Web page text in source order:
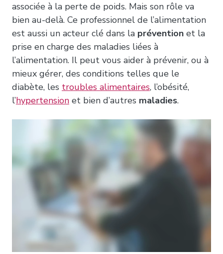
associée à la perte de poids. Mais son rôle va
bien au-delà. Ce professionnel de l’alimentation
est aussi un acteur clé dans la prévention et la
prise en charge des maladies liées à
l’alimentation. Il peut vous aider à prévenir, ou à
mieux gérer, des conditions telles que le
diabète, les troubles alimentaires, l’obésité,
l’hypertension et bien d’autres maladies.